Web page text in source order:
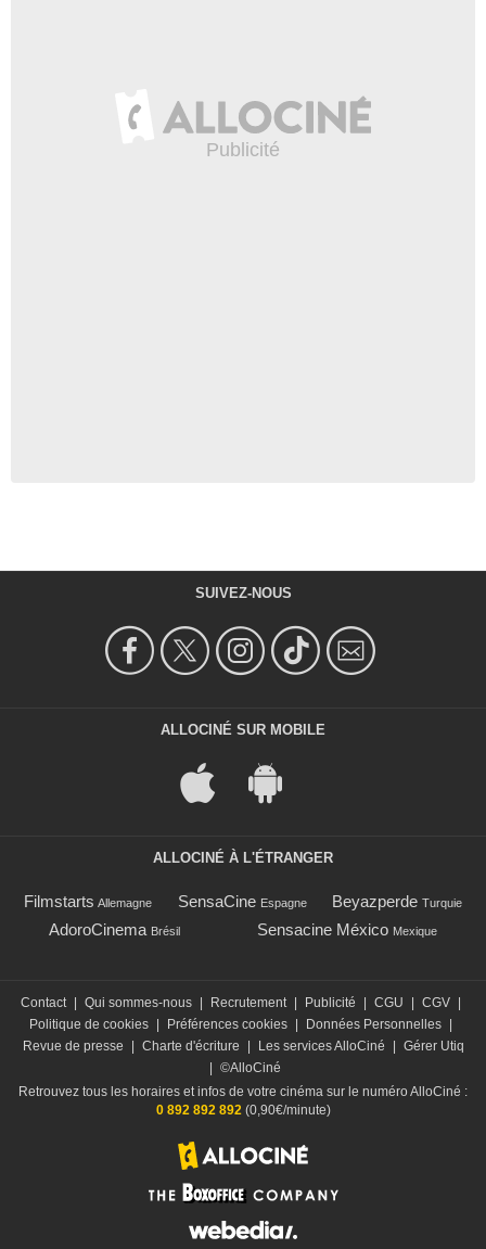
SUIVEZ-NOUS
ALLOCINÉ SUR MOBILE
ALLOCINÉ À L'ÉTRANGER
Filmstarts Allemagne SensaCine Espagne Beyazperde Turquie
AdoroCinema Brésil Sensacine México Mexique
Contact | Qui sommes-nous | Recrutement | Publicité | CGU | CGV |
Politique de cookies | Préférences cookies | Données Personnelles |
Revue de presse
| Charte d'écriture | Les services AlloCiné | Gérer Utiq
| ©AlloCiné
Retrouvez tous les horaires et infos de votre cinéma sur le numéro AlloCiné :
0 892 892 892(0,90€/minute)